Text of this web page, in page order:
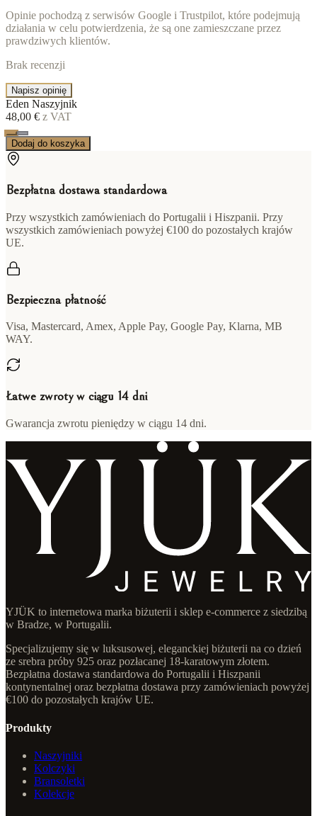
Opinie pochodzą z serwisów Google i Trustpilot, które podejmują
działania w celu potwierdzenia, że są one zamieszczane przez
prawdziwych klientów.
Brak recenzji
Napisz opinię
Eden Naszyjnik
48,00 € z VAT
Dodaj do koszyka
Bezpłatna dostawa standardowa
Przy wszystkich zamówieniach do Portugalii i Hiszpanii. Przy
wszystkich zamówieniach powyżej €100 do pozostałych krajów
UE.
Bezpieczna płatność
Visa, Mastercard, Amex, Apple Pay, Google Pay, Klarna, MB
WAY.
Łatwe zwroty w ciągu 14 dni
Gwarancja zwrotu pieniędzy w ciągu 14 dni.
YJÜK to internetowa marka biżuterii i sklep e-commerce z siedzibą
w Bradze, w Portugalii.
Specjalizujemy się w luksusowej, eleganckiej biżuterii na co dzień
ze srebra próby 925 oraz pozłacanej 18-karatowym złotem.
Bezpłatna dostawa standardowa do Portugalii i Hiszpanii
kontynentalnej oraz bezpłatna dostawa przy zamówieniach powyżej
€100 do pozostałych krajów UE.
Produkty
Naszyjniki
Kolczyki
Bransoletki
Kolekcje